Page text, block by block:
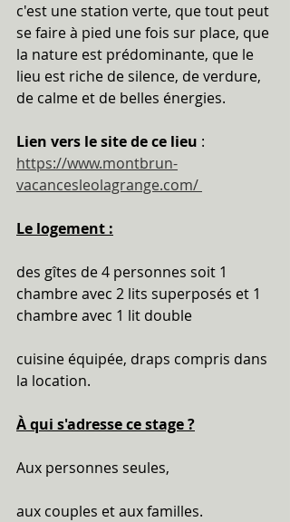
c'est une station verte, que tout peut
se faire à pied une fois sur place, que
la nature est prédominante, que le
lieu est riche de silence, de verdure,
de calme et de belles énergies.
Lien vers le site de ce lieu :
https://www.montbrun-
vacancesleolagrange.com/
Le logement :
des gîtes de 4 personnes soit 1
chambre avec 2 lits superposés et 1
chambre avec 1 lit double
cuisine équipée, draps compris dans
la location.
À qui s'adresse ce stage ?
Aux personnes seules,
aux couples et aux familles.